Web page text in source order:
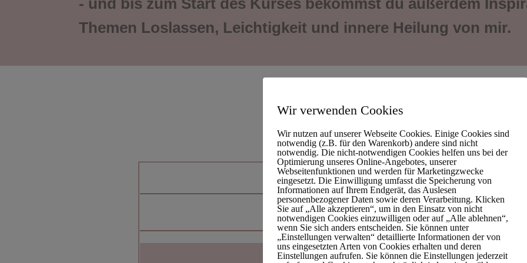
- und bis zum Start des Kurses bekommst du außerdem
Themen Loslassen, Leichtigkeit und innere Heilung von mir.
Wir verwenden Cookies
Wir nutzen auf unserer Webseite Cookies. Einige Cookies sind
notwendig (z.B. für den Warenkorb) andere sind nicht
notwendig. Die nicht-notwendigen Cookies helfen uns bei der
Optimierung unseres Online-Angebotes, unserer
Webseitenfunktionen und werden für Marketingzwecke
eingesetzt. Die Einwilligung umfasst die Speicherung von
Informationen auf Ihrem Endgerät, das Auslesen
personenbezogener Daten sowie deren Verarbeitung. Klicken
Sie auf „Alle akzeptieren“, um in den Einsatz von nicht
notwendigen Cookies einzuwilligen oder auf „Alle ablehnen“,
wenn Sie sich anders entscheiden. Sie können unter
„Einstellungen verwalten“ detaillierte Informationen der von
uns eingesetzten Arten von Cookies erhalten und deren
Einstellungen aufrufen. Sie können die Einstellungen jederzeit